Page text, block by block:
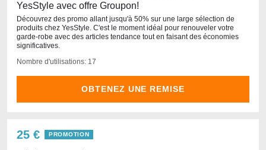
YesStyle avec offre Groupon!
Découvrez des promo allant jusqu'à 50% sur une large sélection de
produits chez YesStyle. C'est le moment idéal pour renouveler votre
garde-robe avec des articles tendance tout en faisant des économies
significatives.
Nombre d'utilisations: 17
OBTENEZ UNE REMISE
25 € PROMOTION